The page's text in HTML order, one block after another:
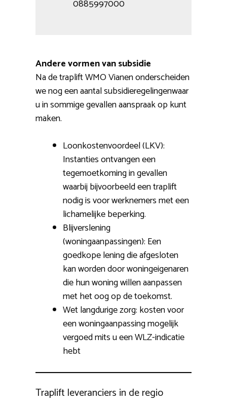
0885997000
Andere vormen van subsidie
Na de traplift WMO Vianen onderscheiden
we nog een aantal subsidieregelingenwaar
u in sommige gevallen aanspraak op kunt
maken.
Loonkostenvoordeel (LKV):
Instanties ontvangen een
tegemoetkoming in gevallen
waarbij bijvoorbeeld een traplift
nodig is voor werknemers met een
lichamelijke beperking.
Blijverslening
(woningaanpassingen): Een
goedkope lening die afgesloten
kan worden door woningeigenaren
die hun woning willen aanpassen
met het oog op de toekomst.
Wet langdurige zorg: kosten voor
een woningaanpassing mogelijk
vergoed mits u een WLZ-indicatie
hebt
Traplift leveranciers in de regio